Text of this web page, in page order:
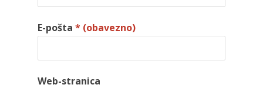
E-pošta * (obavezno)
Web-stranica